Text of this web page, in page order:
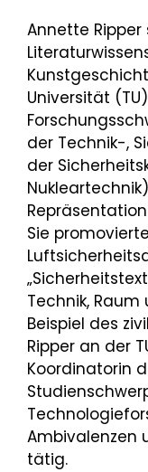
Annette Ripper
Universität
der Technik-,
der
Sie
Technik,
Beispiel des
Ripper an der
Koordinatorin
Ambivalenzen
tätig.